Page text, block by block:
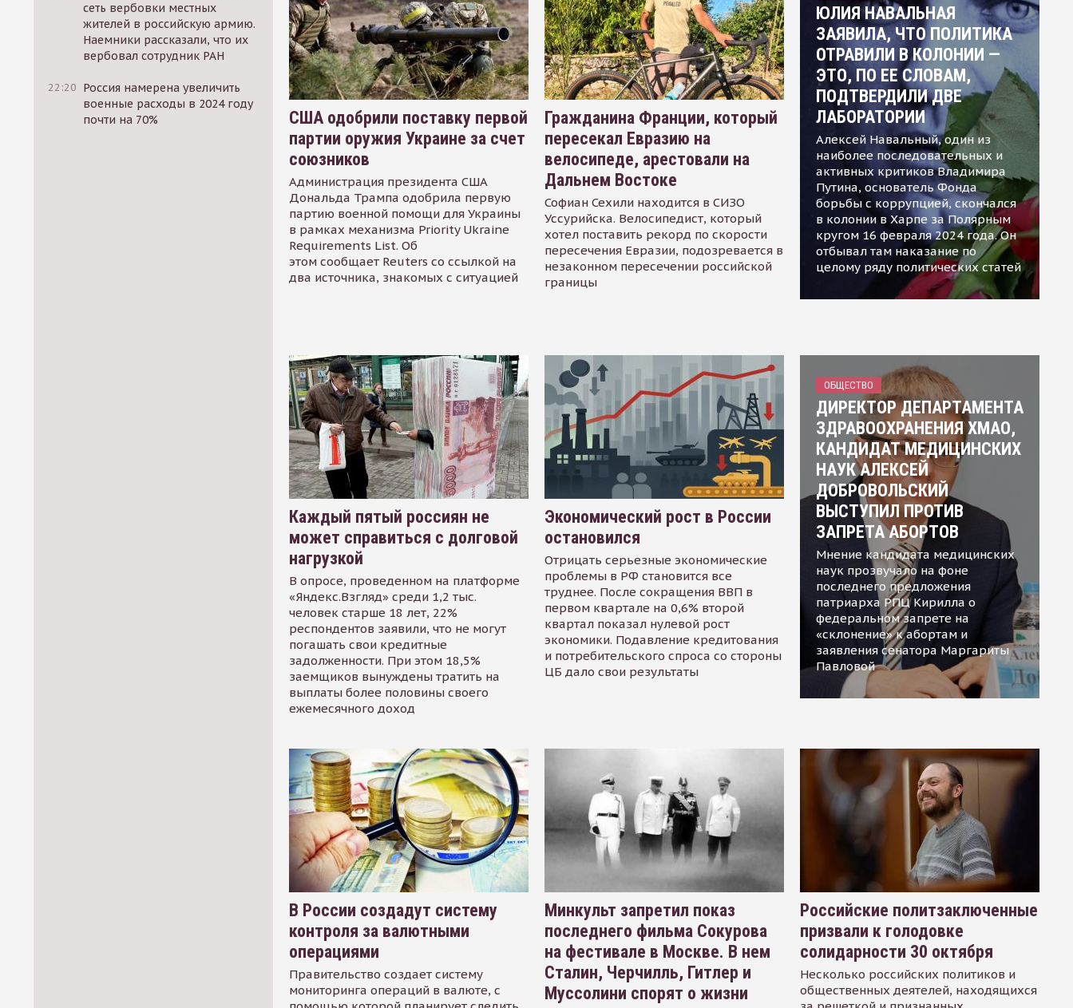
сеть вербовки местных
жителей в российскую армию.
Наемники рассказали, что их
вербовал сотрудник РАН
22:20 Россия намерена увеличить
военные расходы в 2024 году
почти на 70%
США одобрили поставку первой
партии оружия Украине за счет
союзников
Администрация президента США
Дональда Трампа одобрила первую
партию военной помощи для Украины
в рамках механизма Priority Ukraine
Requirements List. Об
этом сообщает Reuters со ссылкой на
два источника, знакомых с ситуацией
Гражданина Франции, который
пересекал Евразию на
велосипеде, арестовали на
Дальнем Востоке
Софиан Сехили находится в СИЗО
Уссурийска. Велосипедист, который
хотел поставить рекорд по скорости
пересечения Евразии, подозревается в
незаконном пересечении российской
границы
ЮЛИЯ НАВАЛЬНАЯ
ЗАЯВИЛА, ЧТО ПОЛИТИКА
ОТРАВИЛИ В КОЛОНИИ —
ЭТО, ПО ЕЕ СЛОВАМ,
ПОДТВЕРДИЛИ ДВЕ
ЛАБОРАТОРИИ
Алексей Навальный, один из
наиболее последовательных и
активных критиков Владимира
Путина, основатель Фонда
борьбы с коррупцией, скончался
в колонии в Харпе за Полярным
кругом 16 февраля 2024 года. Он
отбывал там наказание по
целому ряду политических статей
Каждый пятый россиян не
может справиться с долговой
нагрузкой
В опросе, проведенном на платформе
«Яндекс.Взгляд» среди 1,2 тыс.
человек старше 18 лет, 22%
респондентов заявили, что не могут
погашать свои кредитные
задолженности. При этом 18,5%
заемщиков вынуждены тратить на
выплаты более половины своего
ежемесячного доход
Экономический рост в России
остановился
Отрицать серьезные экономические
проблемы в РФ становится все
труднее. После сокращения ВВП в
первом квартале на 0,6% второй
квартал показал нулевой рост
экономики. Подавление кредитования
и потребительского спроса со стороны
ЦБ дало свои результаты
ОБЩЕСТВО
ДИРЕКТОР ДЕПАРТАМЕНТА
ЗДРАВООХРАНЕНИЯ ХМАО,
КАНДИДАТ МЕДИЦИНСКИХ
НАУК АЛЕКСЕЙ
ДОБРОВОЛЬСКИЙ
ВЫСТУПИЛ ПРОТИВ
ЗАПРЕТА АБОРТОВ
Мнение кандидата медицинских
наук прозвучало на фоне
последнего предложения
патриарха РПЦ Кирилла о
федеральном запрете на
«склонение» к абортам и
заявления сенатора Маргариты
Павловой
В России создадут систему
контроля за валютными
операциями
Правительство создает систему
мониторинга операций в валюте, с
Минкульт запретил показ
последнего фильма Сокурова
на фестивале в Москве. В нем
Сталин, Черчилль, Гитлер и
Муссолини спорят о жизни
Российские политзаключенные
призвали к голодовке
солидарности 30 октября
Несколько российских политиков и
общественных деятелей, находящихся